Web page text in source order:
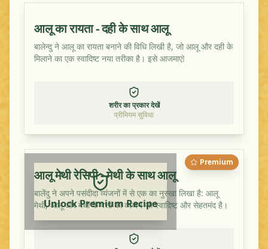
आलू का रायता - दही के साथ आलू
बालेन्दु ने आलू का रायता बनाने की विधि लिखी है, जो आलू और दही के
मिलाने का एक स्वादिष्ट नया तरीका है। इसे आजमाएं!
शरीर का प्रकार देखें
प्रीमियम सुविधा
Premium
Unlock Premium Recipe
आलू मेथी रेसिपी - मेथी के साथ आलू
बालेंदु ने अपने पसंदीदा व्यंजनों में से एक का नुस्खा लिखा है: आलू
मेथी, आलू और मेथी के पत्तों का व्यंजन जो स्वादिष्ट और सेहतमंद है।